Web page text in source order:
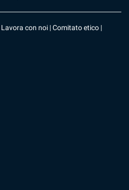
Lavora con noi |Comitato etico |